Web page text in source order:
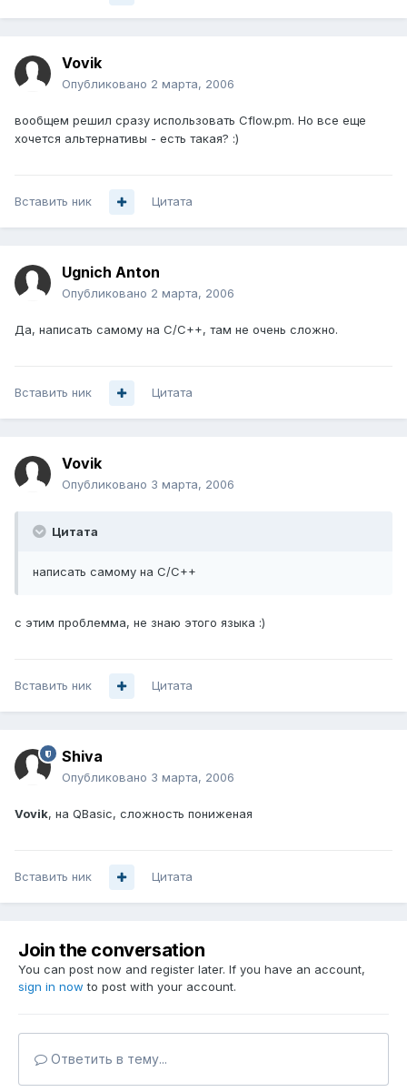
Vovik
Опубликовано 2 марта, 2006
вообщем решил сразу использовать Cflow.pm. Но все еще
хочется альтернативы - есть такая? :)
Вставить ник Цитата
Ugnich Anton
Опубликовано 2 марта, 2006
Да, написать самому на C/C++, там не очень сложно.
Вставить ник Цитата
Vovik
Опубликовано 3 марта, 2006
Цитата
написать самому на C/C++
с этим проблемма, не знаю этого языка :)
Вставить ник Цитата
Shiva
Опубликовано 3 марта, 2006
Vovik, на QBasic, сложность пониженая
Вставить ник Цитата
Join the conversation
You can post now and register later. If you have an account,
sign in now to post with your account.
Ответить в тему...